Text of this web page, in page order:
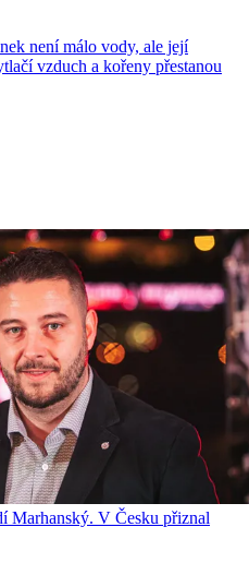
není málo vody, ale její
vzduch a kořeny přestanou
Marhanský. V Česku přiznal